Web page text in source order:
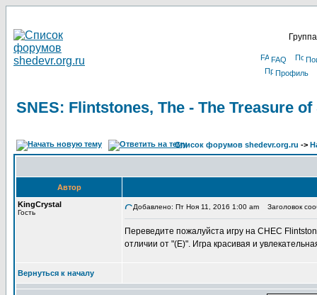
FAQ
Профиль
SNES: Flintstones, The - The Treasure
Список форумов shedevr.org.ru ->
Автор
KingCrystal
Гость
Добавлено: Пт Ноя 11, 2016 1:00 am Заголовок
Переведите пожалуйста игру на СНЕС
отличии от "(E)". Игра красивая и
Вернуться к началу